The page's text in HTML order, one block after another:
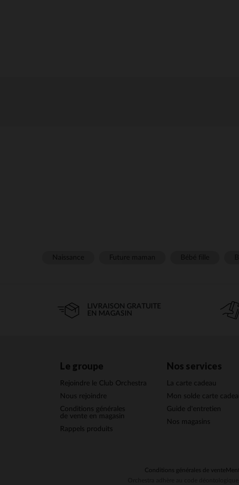
LIVRAISON GRATUITE
EN MAGASIN
Le groupe
Rejoindre le Club Orchestra
Nous rejoindre
Conditions générales
de vente en magasin
Rappels produits
Nos services
La carte cadeau
Mon solde carte
Guide d'entretien
Nos magasins
Conditions générales de vente